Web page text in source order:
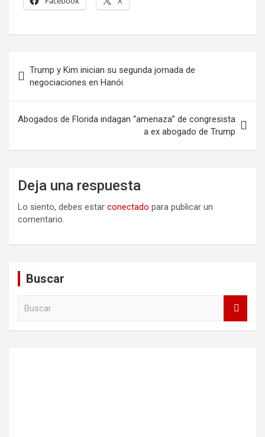
de
entradas
Trump y Kim inician su segunda jornada de
negociaciones en Hanói
Abogados de Florida indagan “amenaza” de congresista
a ex abogado de Trump
Deja una respuesta
Lo siento, debes estar conectado para publicar un
comentario.
Buscar